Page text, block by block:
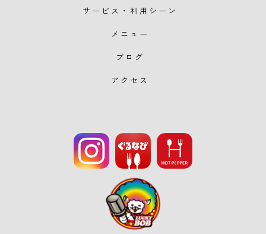
サービス・利用シーン
メニュー
ブログ
アクセス